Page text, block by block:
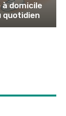
domicile
quotidien